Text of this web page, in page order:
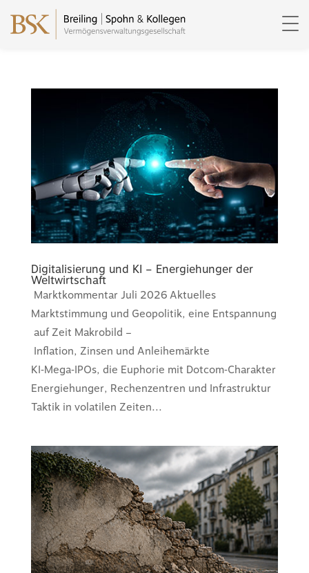
Digitalisierung und KI – Energiehunger der
Weltwirtschaft
Marktkommentar Juli 2026 Aktuelles
Marktstimmung und Geopolitik, eine Entspannung
auf Zeit Makrobild –
Inflation, Zinsen und Anleihemärkte
KI‑Mega‑IPOs, die Euphorie mit Dotcom‑Charakter
Energiehunger, Rechenzentren und Infrastruktur
Taktik in volatilen Zeiten...